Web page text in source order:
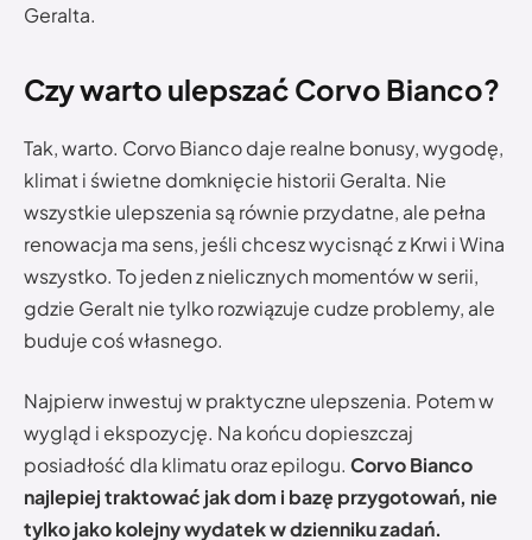
Geralta.
Czy warto ulepszać Corvo Bianco?
Tak, warto. Corvo Bianco daje realne bonusy, wygodę,
klimat i świetne domknięcie historii Geralta. Nie
wszystkie ulepszenia są równie przydatne, ale pełna
renowacja ma sens, jeśli chcesz wycisnąć z Krwi i Wina
wszystko. To jeden z nielicznych momentów w serii,
gdzie Geralt nie tylko rozwiązuje cudze problemy, ale
buduje coś własnego.
Najpierw inwestuj w praktyczne ulepszenia. Potem w
wygląd i ekspozycję. Na końcu dopieszczaj
posiadłość dla klimatu oraz epilogu. Corvo Bianco
najlepiej traktować jak dom i bazę przygotowań, nie
tylko jako kolejny wydatek w dzienniku zadań.